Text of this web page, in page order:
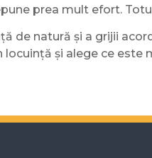
prea mult efort.
de natură și a grijii
și alege ce este